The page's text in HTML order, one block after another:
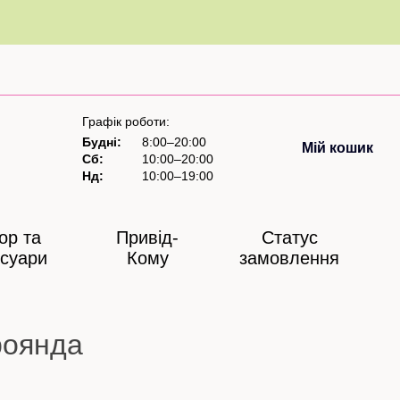
Графік роботи:
Будні:
8:00–20:00
Сб:
10:00–20:00
Нд:
10:00–19:00
Мій кошик
та
Привід-
Кому
Статус
замовлення